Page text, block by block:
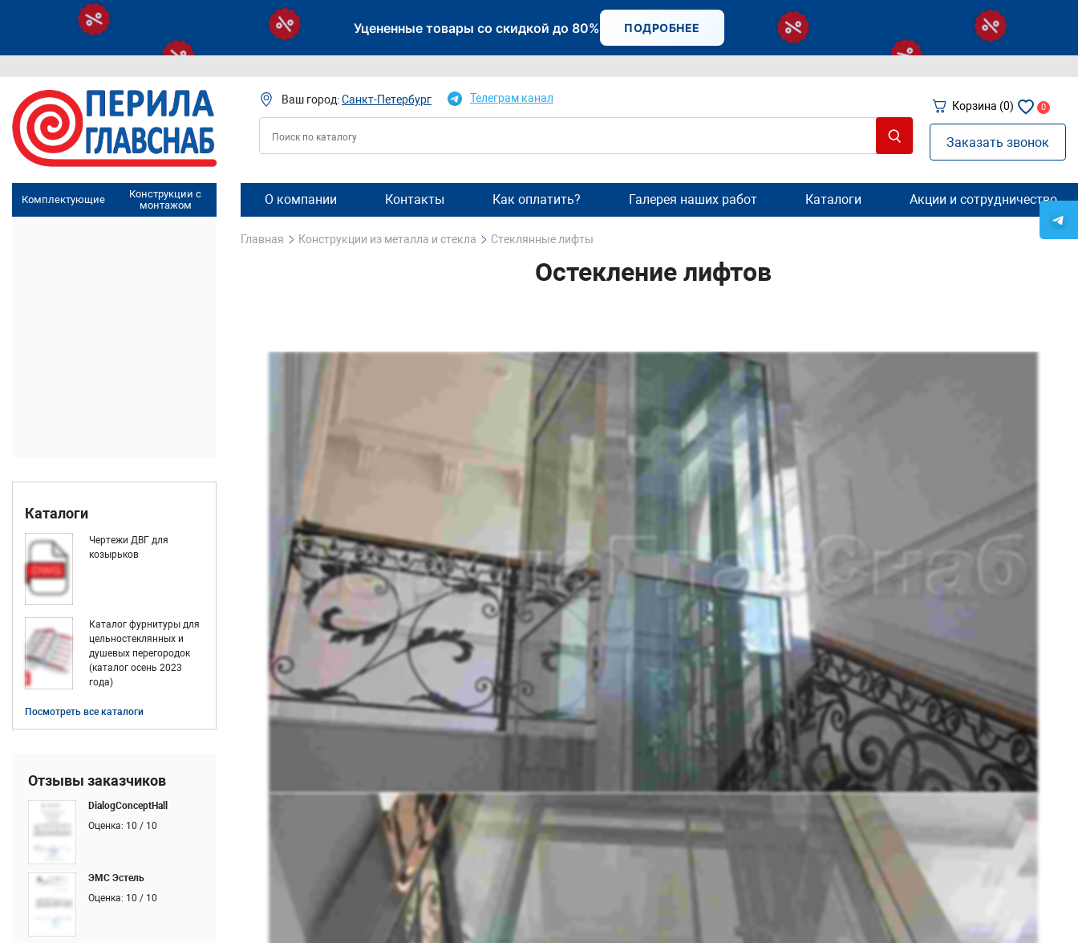
Уцененные товары со скидкой до 80% ПОДРОБНЕЕ
Ваш город:Санкт-Петербург Телеграм канал
Корзина (0) 0
Заказать звонок
Комплектующие
Конструкции с
монтажом
Каталоги
Чертежи ДВГ для
козырьков
Каталог фурнитуры для
цельностеклянных и
душевых перегородок
(каталог осень 2023
года)
Посмотреть все каталоги
Отзывы заказчиков
DialogConceptHall
Оценка: 10 / 10
ЭМС Эстель
Оценка: 10 / 10
О компании Контакты Как оплатить? Галерея наших работ Каталоги Акции и сотрудничество
Главная Конструкции из металла и стекла Стеклянные лифты
Остекление лифтов